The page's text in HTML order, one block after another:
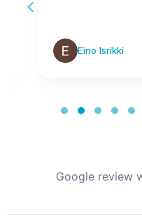
Eino Isrikki
Google review